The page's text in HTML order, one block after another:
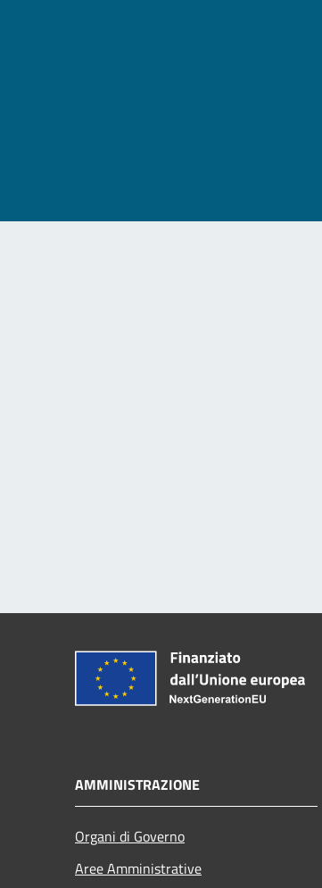
AMMINISTRAZIONE
Organi di Governo
Aree Amministrative